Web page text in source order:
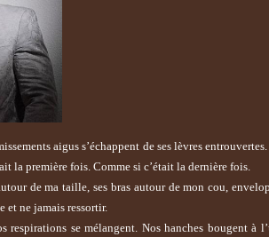
aigus s’échappent de ses lèvres
la première fois. Comme si c’était la dernière fois.
de ma taille, ses bras autour de mon cou,
et ne jamais ressortir.
se mélangent. Nos hanches bougent à